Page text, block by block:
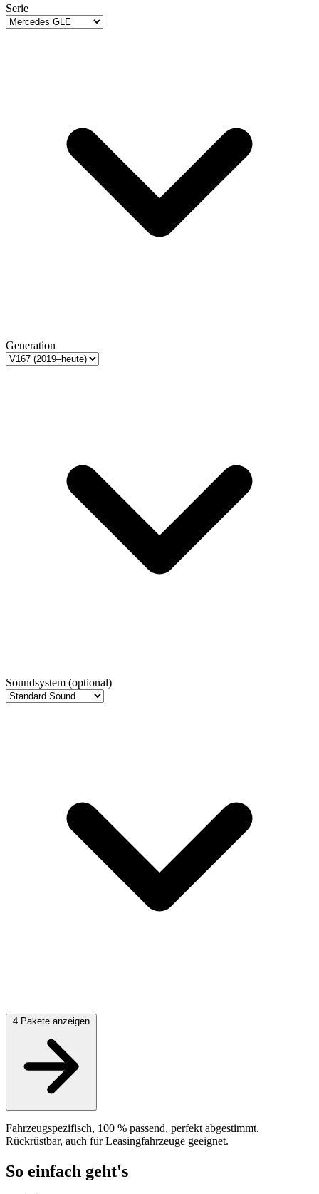
Serie
Generation
Soundsystem (optional)
4 Pakete anzeigen
Fahrzeugspezifisch, 100 % passend, perfekt abgestimmt.
Rückrüstbar, auch für Leasingfahrzeuge geeignet.
So einfach geht's